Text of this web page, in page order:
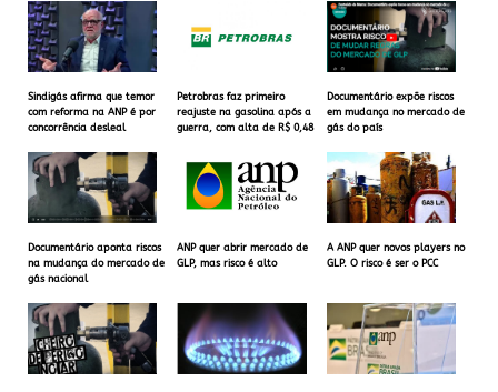
Sindigás afirma que temor
com reforma na ANP é por
concorrência desleal
Petrobras faz primeiro
reajuste na gasolina após a
guerra, com alta de R$ 0,48
Documentário expõe riscos
em mudança no mercado de
gás do país
Documentário aponta riscos
na mudança do mercado de
gás nacional
ANP quer abrir mercado de
GLP, mas risco é alto
A ANP quer novos players no
GLP. O risco é ser o PCC